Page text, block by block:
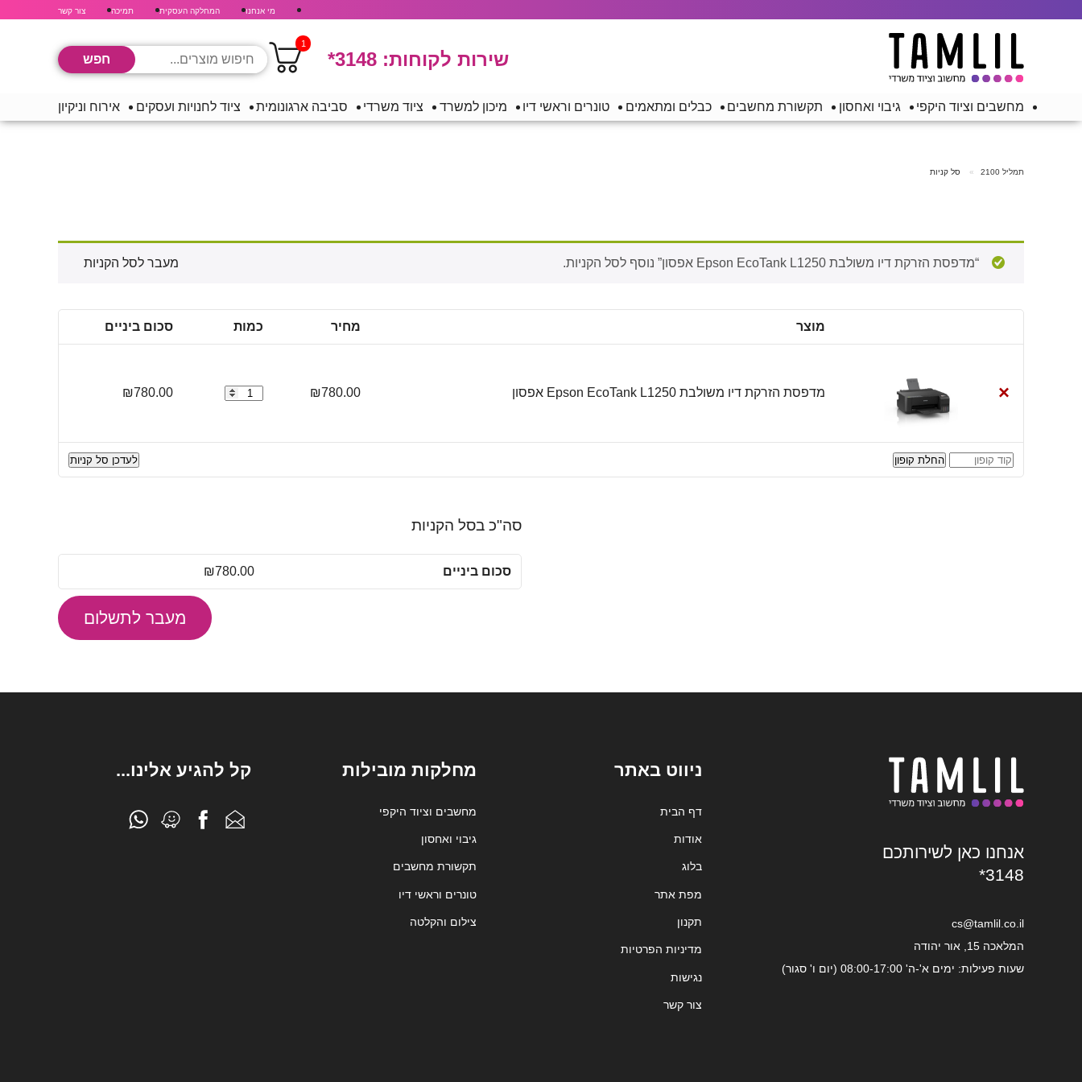
מי אנחנו המחלקה העסקית תמיכה צור קשר
שירות לקוחות: *3148
1
מחשבים וציוד היקפי גיבוי ואחסון תקשורת מחשבים כבלים ומתאמים טונרים וראשי דיו מיכון למשרד ציוד משרדי סביבה ארגונומית ציוד לחנויות ועסקים אירוח וניקיון
תמליל 2100 סל קניות
“מדפסת ‏הזרקת דיו ‏משולבת Epson EcoTank L1250 אפסון” נוסף לסל הקניות. מעבר לסל הקניות
מוצר מחיר כמות סכום ביניים
× מדפסת ‏הזרקת דיו ‏משולבת Epson EcoTank L1250 אפסון ₪780.00
כמות
אפסון
₪780.00
קופון: החלת קופון לעדכן סל קניות
סה"כ בסל הקניות
סכום ביניים ₪780.00
מעבר לתשלום
אנחנו כאן לשירותכם
*3148
cs@tamlil.co.il
המלאכה 15, אור יהודה
שעות פעילות: ימים א'-ה' 08:00-17:00 (יום ו' סגור)
ניווט באתר
דף הבית
אודות
בלוג
מפת אתר
תקנון
מדיניות הפרטיות
נגישות
צור קשר
מחלקות מובילות
מחשבים וציוד היקפי
גיבוי ואחסון
תקשורת מחשבים
טונרים וראשי דיו
צילום והקלטה
קל להגיע אלינו...